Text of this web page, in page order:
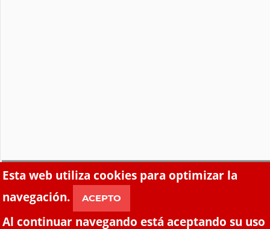
Esta web utilizacookies para optimizar la
navegación.
ACEPTO
Al continuar navegando está aceptando su uso